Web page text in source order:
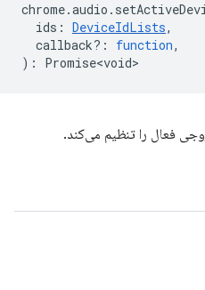
chrome.audio .
ids : DeviceIdLists,
callback? : function,
) : Promise<void>
فعال را تنظیم می‌کند.